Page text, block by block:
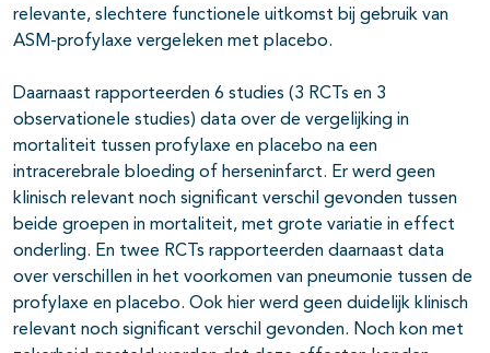
relevante, slechtere functionele uitkomst bij gebruik van
ASM-profylaxe vergeleken met placebo.
Daarnaast rapporteerden 6 studies (3 RCTs en 3
observationele studies) data over de vergelijking in
mortaliteit tussen profylaxe en placebo na een
intracerebrale bloeding of herseninfarct. Er werd geen
klinisch relevant noch significant verschil gevonden tussen
beide groepen in mortaliteit, met grote variatie in effect
onderling. En twee RCTs rapporteerden daarnaast data
over verschillen in het voorkomen van pneumonie tussen de
profylaxe en placebo. Ook hier werd geen duidelijk klinisch
relevant noch significant verschil gevonden. Noch kon met